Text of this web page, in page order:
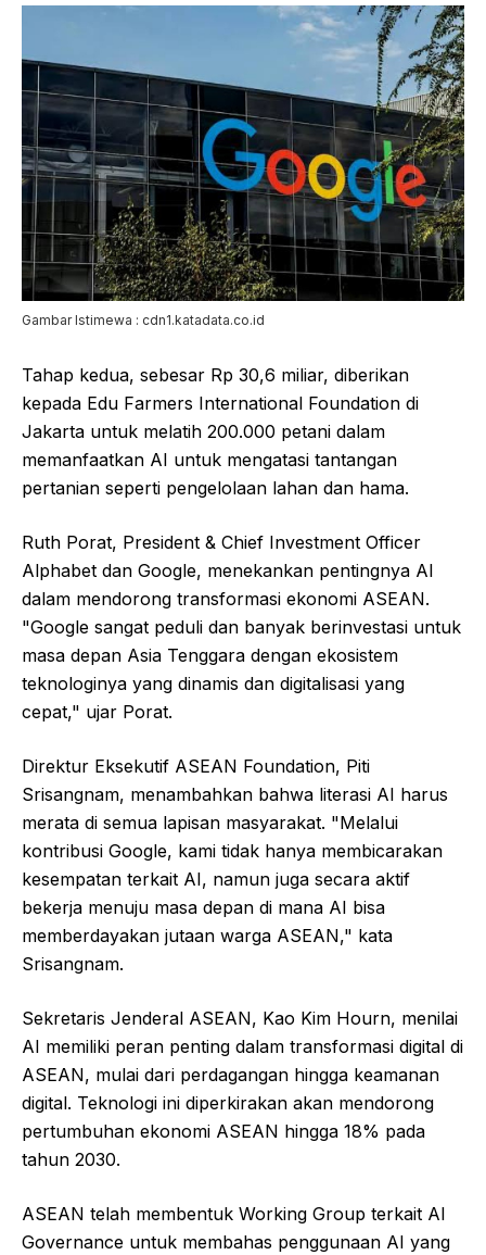
Gambar Istimewa : cdn1.katadata.co.id
Tahap kedua, sebesar Rp 30,6 miliar, diberikan
kepada Edu Farmers International Foundation di
Jakarta untuk melatih 200.000 petani dalam
memanfaatkan AI untuk mengatasi tantangan
pertanian seperti pengelolaan lahan dan hama.
Ruth Porat, President & Chief Investment Officer
Alphabet dan Google, menekankan pentingnya AI
dalam mendorong transformasi ekonomi ASEAN.
"Google sangat peduli dan banyak berinvestasi untuk
masa depan Asia Tenggara dengan ekosistem
teknologinya yang dinamis dan digitalisasi yang
cepat," ujar Porat.
Direktur Eksekutif ASEAN Foundation, Piti
Srisangnam, menambahkan bahwa literasi AI harus
merata di semua lapisan masyarakat. "Melalui
kontribusi Google, kami tidak hanya membicarakan
kesempatan terkait AI, namun juga secara aktif
bekerja menuju masa depan di mana AI bisa
memberdayakan jutaan warga ASEAN," kata
Srisangnam.
Sekretaris Jenderal ASEAN, Kao Kim Hourn, menilai
AI memiliki peran penting dalam transformasi digital di
ASEAN, mulai dari perdagangan hingga keamanan
digital. Teknologi ini diperkirakan akan mendorong
pertumbuhan ekonomi ASEAN hingga 18% pada
tahun 2030.
ASEAN telah membentuk Working Group terkait AI
Governance untuk membahas penggunaan AI yang